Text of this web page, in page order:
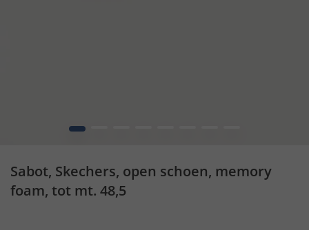
1
Sabot, Skechers, open schoen, memory
foam, tot mt. 48,5